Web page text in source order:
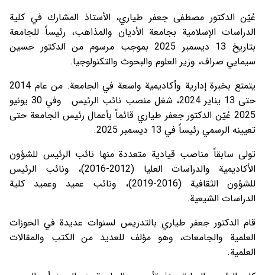
عُيّن الدكتور مصطفى جعفر طياري، الأستاذ المشارك في كلية
الدراسات الإسلامية بجامعة الأديان والمذاهب، رئيساً للجامعة
بتاريخ 13 ديسمبر 2025 بموجب مرسوم من الدكتور حسين
سيمايي صراف، وزير العلوم والبحوث والتكنولوجيا.
يتمتع بخبرة إدارية وأكاديمية واسعة في الجامعة. من عام 2014
حتى 13 يناير 2024، شغل منصب نائب الرئيس. وفي 30 يونيو
2025 عُيّن الدكتور جعفر طياري قائماً بأعمال رئيس الجامعة حتى
تعيينه الرسمي رئيساً في 13 ديسمبر 2025.
تولى سابقاً مناصب قيادية متعددة منها نائب الرئيس للشؤون
الأكاديمية والدراسات العليا (2012-2016)، ونائب الرئيس
للشؤون الثقافية (2016-2019)، ونائب عميد وعميد كلية
الدراسات الشيعية.
قام الدكتور جعفر طياري بالتدريس لسنوات عديدة في الحوزات
العلمية والجامعات، وهو مؤلف للعديد من الكتب والمقالات
العلمية.